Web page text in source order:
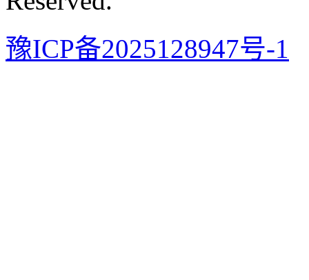
豫ICP备2025128947号-1